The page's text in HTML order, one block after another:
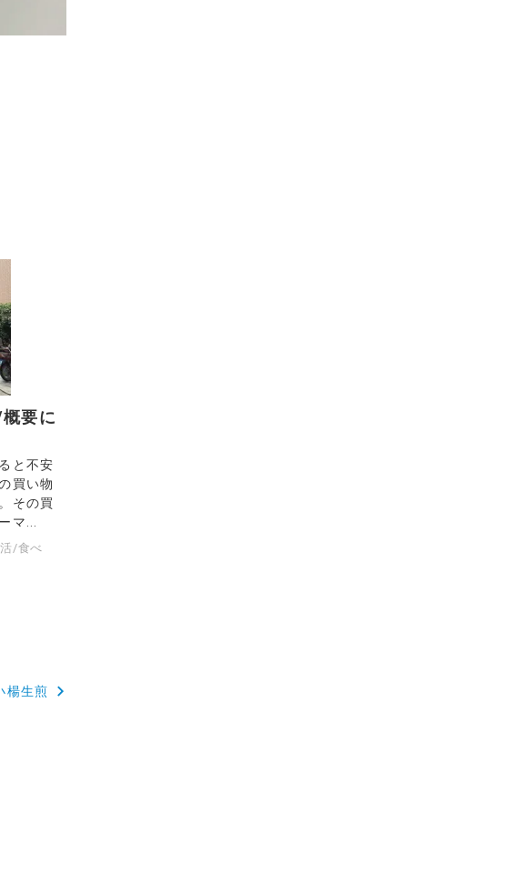
要に
と不安
買い物
その買
マ...
/食べ
楊生煎